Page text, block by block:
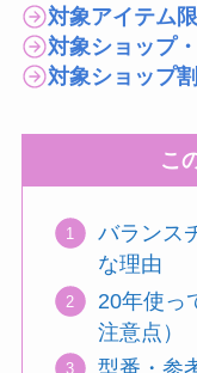
対象アイテム
対象ショップ
対象ショップ
こ
バランス
な理由
20年使っ
注意点）